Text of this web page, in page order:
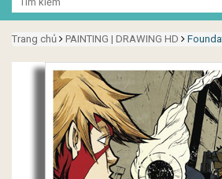
Trang chủ PAINTING | DRAWING HD